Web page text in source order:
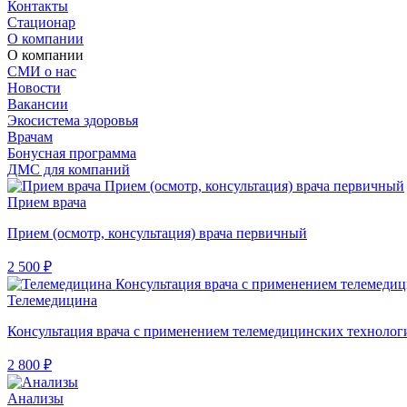
Контакты
Стационар
О компании
О компании
СМИ о нас
Новости
Вакансии
Экосистема здоровья
Врачам
Бонусная программа
ДМС для компаний
Прием врача
Прием (осмотр, консультация) врача первичный
2 500 ₽
Телемедицина
Консультация врача с применением телемедицинских
2 800 ₽
Анализы